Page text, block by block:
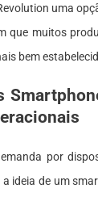
uma
que muitos
bem
por
a ideia de um